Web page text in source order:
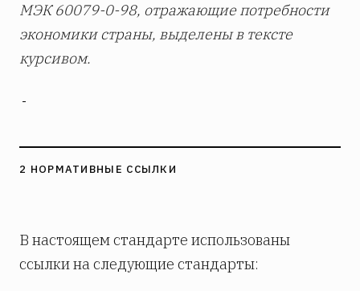
МЭК 60079-0-98, отражающие потребности
экономики страны, выделены в тексте
курсивом.
2 НОРМАТИВНЫЕ ССЫЛКИ
В настоящем стандарте использованы
ссылки на следующие стандарты: